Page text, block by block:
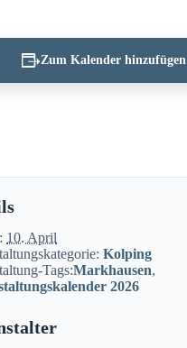
Zum Kalender hinzufügen
10. April
Kolping
Tags:Markhausen,
2026